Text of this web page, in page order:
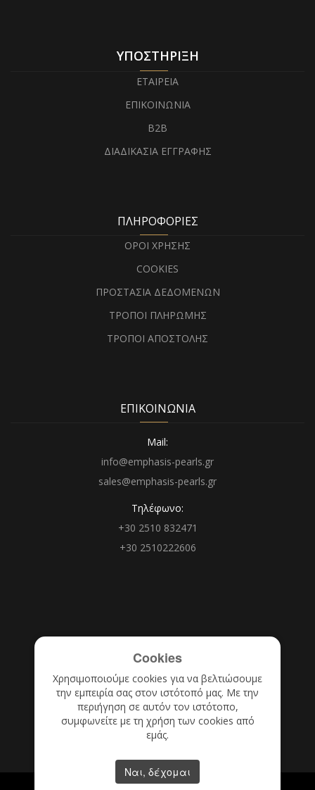
ΥΠΟΣΤΗΡΙΞΗ
ΕΤΑΙΡΕΙΑ
ΕΠΙΚΟΙΝΩΝΙΑ
B2B
ΔΙΑΔΙΚΑΣΙΑ ΕΓΓΡΑΦΗΣ
ΠΛΗΡΟΦΟΡΙΕΣ
ΟΡΟΙ ΧΡΗΣΗΣ
COOKIES
ΠΡΟΣΤΑΣΙΑ ΔΕΔΟΜΕΝΩΝ
ΤΡΟΠΟΙ ΠΛΗΡΩΜΗΣ
ΤΡΟΠΟΙ ΑΠΟΣΤΟΛΗΣ
ΕΠΙΚΟΙΝΩΝΙΑ
Mail:
info@emphasis-pearls.gr
sales@emphasis-pearls.gr
Τηλέφωνο:
+30 2510 832471
+30 2510222606
Copyright © 2022Emphasis
Cookies
Χρησιμοποιούμε cookies για να βελτιώσουμε
την εμπειρία σας στον ιστότοπό μας. Με την
περιήγηση σε αυτόν τον ιστότοπο,
συμφωνείτε με τη χρήση των cookies από
εμάς.
Ναι, δέχομαι